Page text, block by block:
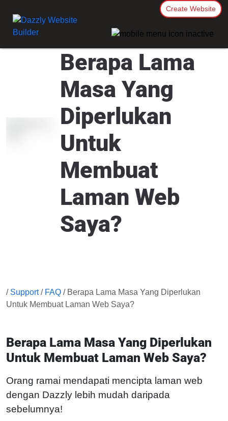
Create Website
Berapa Lama
Masa Yang
Diperlukan
Untuk
Membuat
Laman Web
Saya?
/ Support/ FAQ / Berapa Lama Masa Yang Diperlukan
Untuk Membuat Laman Web Saya?
Berapa Lama Masa Yang Diperlukan
Untuk Membuat Laman Web Saya?
Orang ramai mendapati mencipta laman web
dengan Dazzly lebih mudah daripada
sebelumnya!